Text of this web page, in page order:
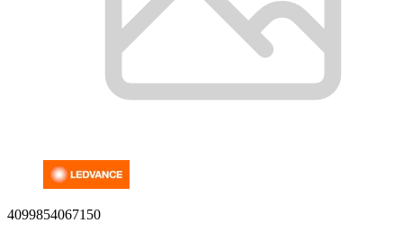
4099854067150